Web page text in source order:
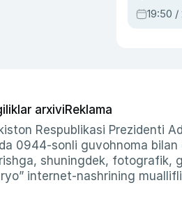
19:50 /
arxiviReklama
Respublikasi Prezidenti
0944-sonli guvohnoma
shuningdek, fotografik,
internet-nashrining